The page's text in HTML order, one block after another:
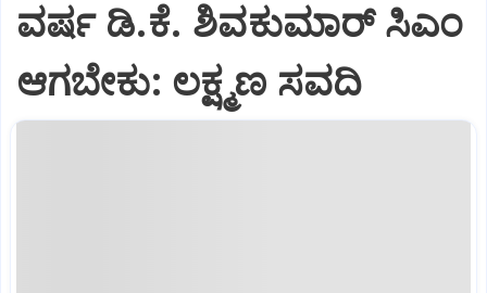
ವರ್ಷ ಡಿ.ಕೆ. ಶಿವಕುಮಾರ್ ಸಿಎಂ
ಆಗಬೇಕು: ಲಕ್ಷ್ಮಣ ಸವದಿ